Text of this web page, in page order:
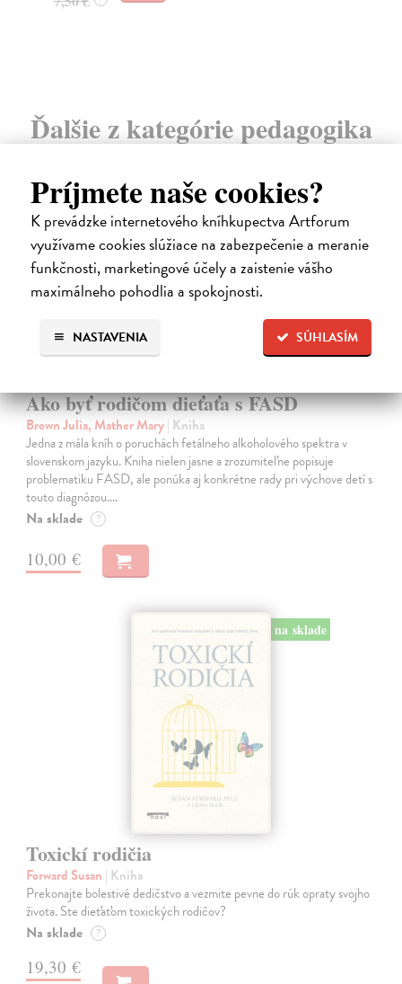
Príjmete naše cookies?
K prevádzke internetového kníhkupectva Artforum
využívame cookies slúžiace na zabezpečenie a meranie
funkčnosti, marketingové účely a zaistenie vášho
maximálneho pohodlia a spokojnosti.
SÚHLASÍM
NASTAVENIA
Ďalšie z kategórie pedagogika
na sklade
Ako byť rodičom dieťaťa s FASD
Brown Julia, Mather Mary| Kniha
Jedna z mála kníh o poruchách fetálneho alkoholového spektra v
slovenskom jazyku. Kniha nielen jasne a zrozumiteľne popisuje
problematiku FASD, ale ponúka aj konkrétne rady pri výchove detí s
touto diagnózou.…
Na sklade ?
10,00 €
na sklade
Toxickí rodičia
Forward Susan | Kniha
Prekonajte bolestivé dedičstvo a vezmite pevne do rúk opraty svojho
života. Ste dieťaťom toxických rodičov?
Na sklade ?
19,30 €